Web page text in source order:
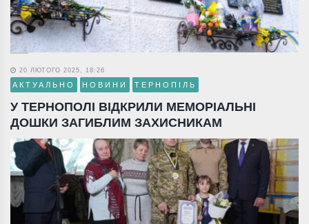
20 ЛЮТОГО 2025, 18:26
АКТУАЛЬНО НОВИНИ ТЕРНОПІЛЬ
У ТЕРНОПОЛІ ВІДКРИЛИ МЕМОРІАЛЬНІ
ДОШКИ ЗАГИБЛИМ ЗАХИСНИКАМ